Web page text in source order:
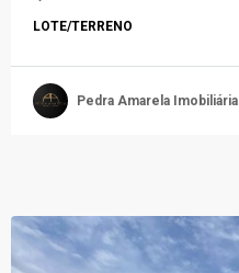
LOTE/TERRENO
Pedra Amarela Imobiliária